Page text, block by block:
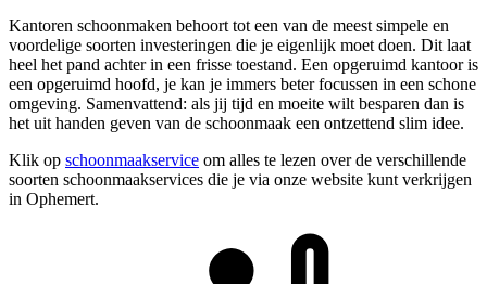
Kantoren schoonmaken behoort tot een van de meest simpele en
voordelige soorten investeringen die je eigenlijk moet doen. Dit laat
heel het pand achter in een frisse toestand. Een opgeruimd kantoor is
een opgeruimd hoofd, je kan je immers beter focussen in een schone
omgeving. Samenvattend: als jij tijd en moeite wilt besparen dan is
het uit handen geven van de schoonmaak een ontzettend slim idee.
Klik op schoonmaakservice om alles te lezen over de verschillende
soorten schoonmaakservices die je via onze website kunt verkrijgen
in Ophemert.